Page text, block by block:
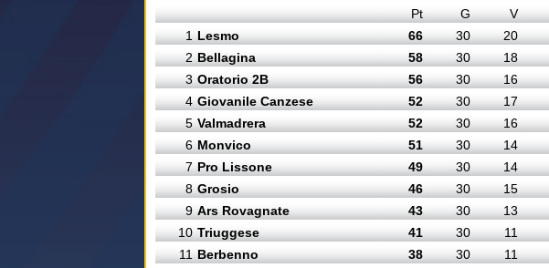
Pt G V
1 Lesmo 66 30 20
2 Bellagina 58 30 18
3 Oratorio 2B 56 30 16
4 Giovanile Canzese 52 30 17
5 Valmadrera 52 30 16
6 Monvico 51 30 14
7 Pro Lissone 49 30 14
8 Grosio 46 30 15
9 Ars Rovagnate 43 30 13
10 Triuggese 41 30 11
11 Berbenno 38 30 11